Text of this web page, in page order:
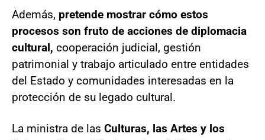
Además, pretende mostrar cómo estos
procesos son fruto de acciones de diplomacia
cultural, cooperación judicial, gestión
patrimonial y trabajo articulado entre entidades
del Estado y comunidades interesadas en la
protección de su legado cultural.
La ministra de las Culturas, las Artes y los